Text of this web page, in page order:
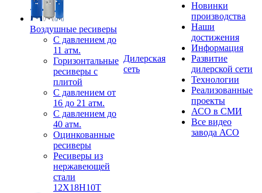
Воздушные ресиверы
С давлением до
11 атм.
Горизонтальные
ресиверы с
плитой
С давлением от
16 до 21 атм.
С давлением до
40 атм.
Оцинкованные
ресиверы
Ресиверы из
нержавеющей
стали
12Х18Н10Т
Дилерская
сеть
Новинки
производства
Наши
достижения
Информация
Развитие
дилерской сети
Технологии
Реализованные
проекты
АСО в СМИ
Все видео
завода АСО